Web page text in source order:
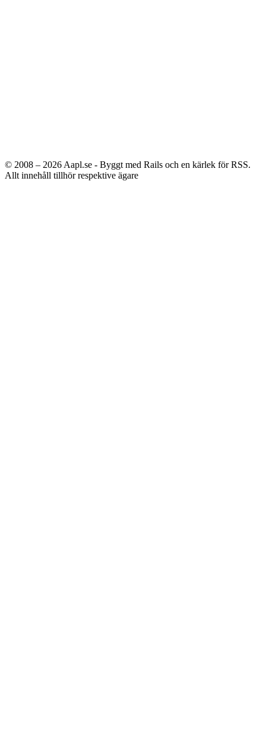
© 2008 – 2026 Aapl.se - Byggt med Rails och en kärlek för RSS.
Allt innehåll tillhör respektive ägare